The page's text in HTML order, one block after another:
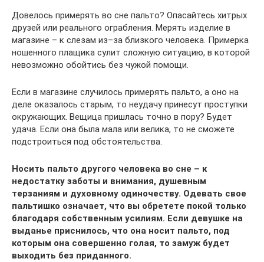
Довелось примерять во сне пальто? Опасайтесь хитрых
друзей или реального ограбления. Мерять изделие в
магазине – к слезам из–за близкого человека. Примерка
ношенного плащика сулит сложную ситуацию, в которой
невозможно обойтись без чужой помощи.
Если в магазине случилось примерять пальто, а оно на
деле оказалось старым, то неудачу принесут проступки
окружающих. Вещица пришлась точно в пору? Будет
удача. Если она была мала или велика, то не сможете
подстроиться под обстоятельства.
Носить пальто другого человека во сне – к
недостатку заботы и внимания, душевным
терзаниям и духовному одиночеству. Одевать свое
пальтишко означает, что вы обретете покой только
благодаря собственным усилиям. Если девушке на
выданье приснилось, что она носит пальто, под
которым она совершенно голая, то замуж будет
выходить без приданного.